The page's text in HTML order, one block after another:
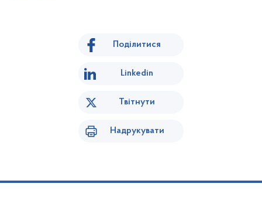
Поділитися
Linkedin
Твітнути
Надрукувати